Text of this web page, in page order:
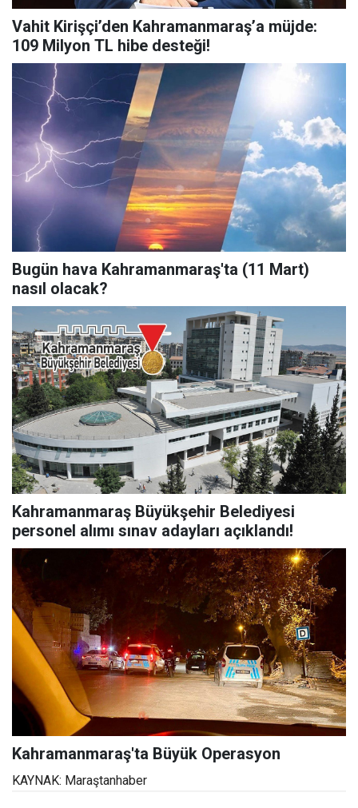
Vahit Kirişçi’den Kahramanmaraş’a müjde:
109 Milyon TL hibe desteği!
Bugün hava Kahramanmaraş'ta (11 Mart)
nasıl olacak?
Kahramanmaraş Büyükşehir Belediyesi
personel alımı sınav adayları açıklandı!
Kahramanmaraş'ta Büyük Operasyon
KAYNAK: Maraştanhaber